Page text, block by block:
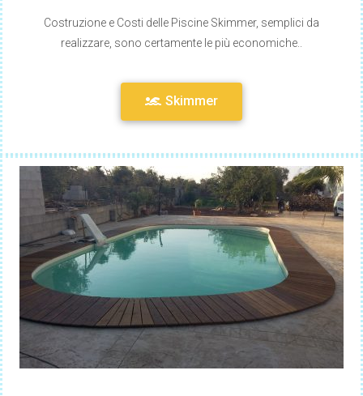
Costruzione e Costi delle Piscine Skimmer, semplici da
realizzare, sono certamente le più economiche..
Skimmer